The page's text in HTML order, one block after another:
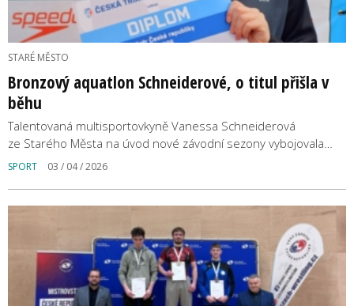
STARÉ MĚSTO
Bronzový aquatlon Schneiderové, o titul přišla v
běhu
Talentovaná multisportovkyně Vanessa Schneiderová
ze Starého Města na úvod nové závodní sezony vybojovala…
SPORT 03 / 04 / 2026